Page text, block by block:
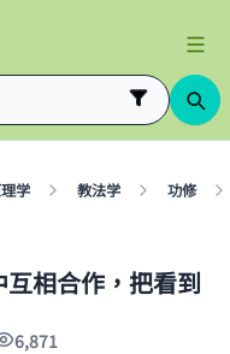
学 教法学 功修
相合作，把看到
6,871